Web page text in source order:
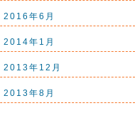
2016年6月
2014年1月
2013年12月
2013年8月